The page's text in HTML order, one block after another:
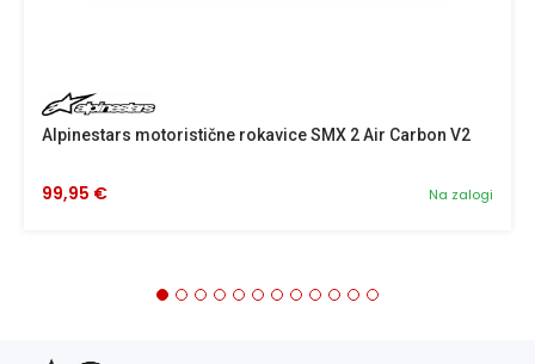
Alpinestars motoristične rokavice SMX 2 Air Carbon V2
Na zalogi
99,95 €